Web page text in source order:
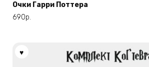
Очки Гарри Поттера
690р.